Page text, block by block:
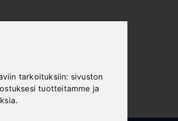
tarkoituksiin: sivuston
tuotteitamme ja
.